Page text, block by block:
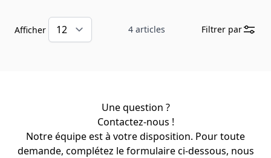
4 articles
Afficher Filtrer par
Une question ?
Contactez-nous !
Notre équipe est à votre disposition. Pour toute
demande, complétez le formulaire ci-dessous, nous